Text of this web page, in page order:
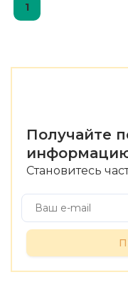
1
Получайте
Становитесь